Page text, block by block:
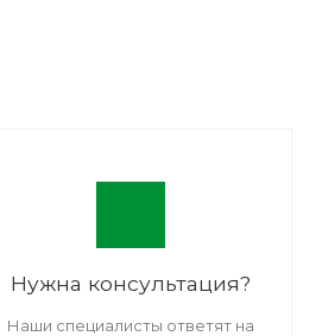
Нужна консультация?
Наши специалисты ответят на